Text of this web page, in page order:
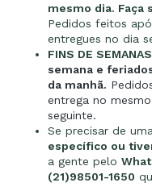
mesmo dia. Faça
Pedidos feitos
entregues no dia
FINS DE
semana e
da manhã.
entrega no
seguinte.
Se precisar de
específico ou
a gente pelo
(21)98501-1650